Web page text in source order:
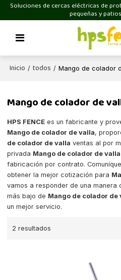
Soluciones de cercas eléctricas de
pequeñas y
Inicio / todos / Mango de colador
Mango de colador de
HPS FENCE es un fabricante y
Mango de colador de valla,
de colador de valla ventas al por
privada Mango de colador de valla
fabricación por contrato.
obtener la mejor cotización para
vamos a responder de una manera
más bajo de Mango de colador de
un mejor servicio.
2 resultados